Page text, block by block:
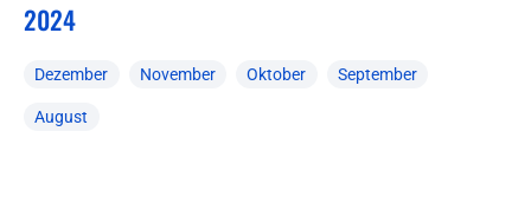
2024
Dezember November Oktober September
August